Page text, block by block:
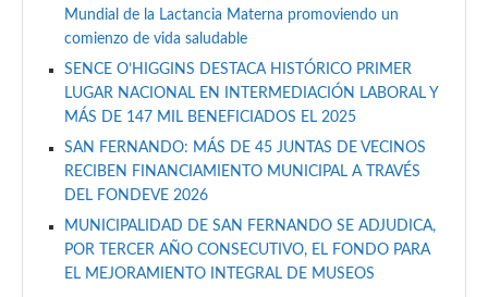
Mundial de la Lactancia Materna promoviendo un
comienzo de vida saludable
SENCE O’HIGGINS DESTACA HISTÓRICO PRIMER
LUGAR NACIONAL EN INTERMEDIACIÓN LABORAL Y
MÁS DE 147 MIL BENEFICIADOS EL 2025
SAN FERNANDO: MÁS DE 45 JUNTAS DE VECINOS
RECIBEN FINANCIAMIENTO MUNICIPAL A TRAVÉS
DEL FONDEVE 2026
MUNICIPALIDAD DE SAN FERNANDO SE ADJUDICA,
POR TERCER AÑO CONSECUTIVO, EL FONDO PARA
EL MEJORAMIENTO INTEGRAL DE MUSEOS